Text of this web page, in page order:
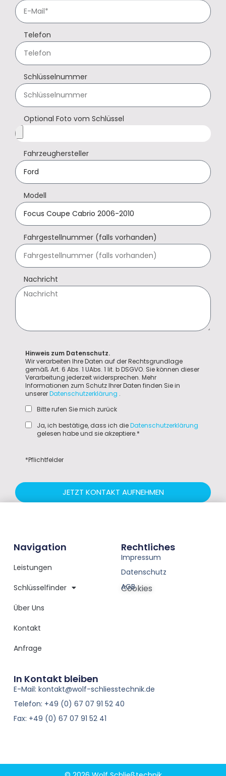
Telefon
Schlüsselnummer
Optional Foto vom Schlüssel
Fahrzeughersteller
Modell
Fahrgestellnummer (falls vorhanden)
Nachricht
Hinweis zum Datenschutz.
Wir verarbeiten Ihre Daten auf der Rechtsgrundlage
gemäß Art. 6 Abs. 1 UAbs. 1 lit. b DSGVO. Sie können dieser
Verarbeitung jederzeit widersprechen. Mehr
Informationen zum Schutz Ihrer Daten finden Sie in
unsererDatenschutzerklärung .
Bitte rufen Sie mich zurück
Ja, ich bestätige, dass ich dieDatenschutzerklärung
gelesen habe und sie akzeptiere.*
*Pflichtfelder
JETZT KONTAKT AUFNEHMEN
In Kontakt bleiben
E-Mail: kontakt@wolf-schliesstechnik.de
Telefon: +49 (0) 67 07 91 52 40
Fax: +49 (0) 67 07 91 52 41
Navigation
Leistungen
Schlüsselfinder
Über Uns
Kontakt
Anfrage
Rechtliches
Impressum
Datenschutz
AGB
Cookies